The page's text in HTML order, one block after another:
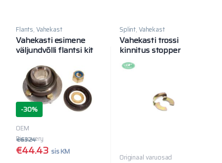
Flants,Vahekast
Vahekasti esimene
väljundvõlli flantsi kit
-30%
OEM
Discovery
€44.43
€63.24
sis KM
Splint,Vahekast
Vahekasti trossi
kinnitus stopper
Originaal varuosad